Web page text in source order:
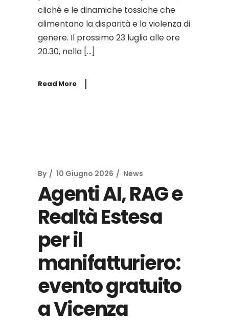
cliché e le dinamiche tossiche che
alimentano la disparità e la violenza di
genere. Il prossimo 23 luglio alle ore
20.30, nella […]
Read More
By 10 Giugno 2026 News
Agenti AI, RAG e
Realtà Estesa
per il
manifatturiero:
evento gratuito
a Vicenza